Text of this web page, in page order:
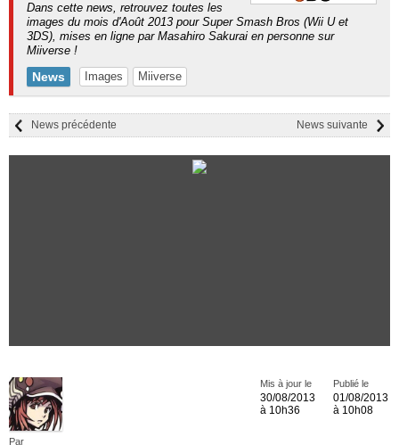
Dans cette news, retrouvez toutes les
images du mois d'Août 2013 pour Super Smash Bros (Wii U et
3DS), mises en ligne par Masahiro Sakurai en personne sur
Miiverse !
News Images Miiverse
News suivante
News précédente
Par
Publié le
01/08/2013
à 10h08
Mis à jour le
30/08/2013
à 10h36